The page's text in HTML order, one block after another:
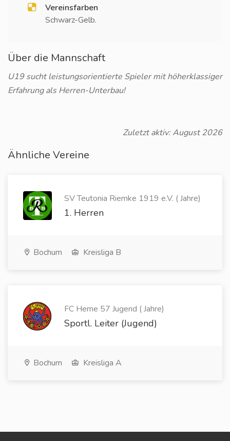
Vereinsfarben
Schwarz-Gelb.
Über die Mannschaft
U19 sucht leistungsorientierte Spieler mit höherklassiger
Erfahrung als Herren-Unterbau!
Zuletzt aktiv: August 2026
Ähnliche Vereine
SV Teutonia Riemke 1919 e.V. ( Jahre)
1. Herren
Bochum Kreisliga B
FC Herne 57 Jugend ( Jahre)
Sportl. Leiter (Jugend)
Bochum Kreisliga A